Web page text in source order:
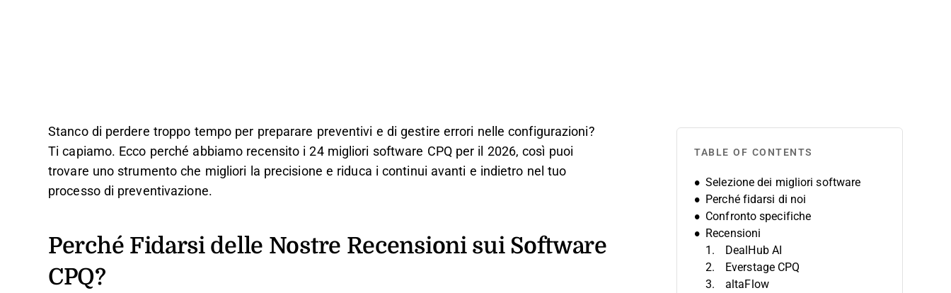
Stanco di perdere troppo tempo per preparare preventivi e di gestire errori nelle configurazioni?
Ti capiamo. Ecco perché abbiamo recensito i 24 migliori software CPQ per il 2026, così puoi
trovare uno strumento che migliori la precisione e riduca i continui avanti e indietro nel tuo
processo di preventivazione.
Perché Fidarsi delle Nostre Recensioni sui Software
CPQ?
TABLE OF CONTENTS
Selezione dei migliori software
Perché fidarsi di noi
Confronto specifiche
Recensioni
DealHub AI
Everstage CPQ
altaFlow